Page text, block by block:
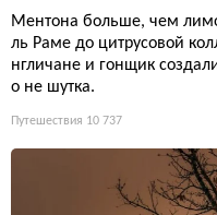
Ментона больше, чем
ль Раме до цитрусовой
нгличане и гонщик
о не шутка.
Путешествия 10 737